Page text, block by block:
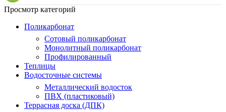
Просмотр категорий
Поликарбонат
Сотовый поликарбонат
Монолитный поликарбонат
Профилированный
Теплицы
Водосточные системы
Металлический водосток
ПВХ (пластиковый)
Террасная доска (ДПК)